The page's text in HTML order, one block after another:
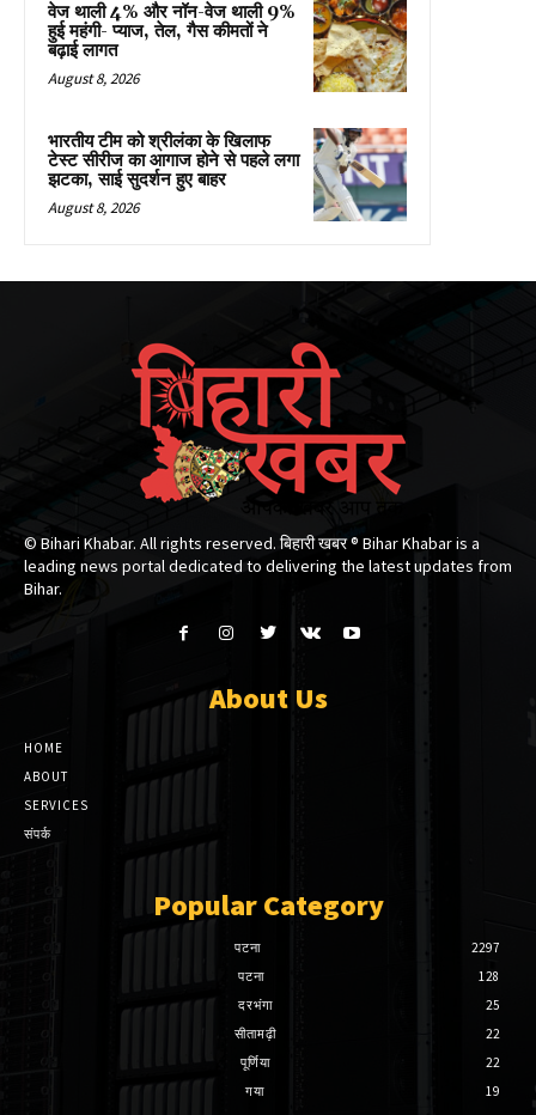
वेज थाली 4% और नॉन-वेज थाली 9%
हुई महंगी- प्याज, तेल, गैस कीमतों ने
बढ़ाई लागत
August 8, 2026
भारतीय टीम को श्रीलंका के खिलाफ
टेस्ट सीरीज का आगाज होने से पहले लगा
झटका, साई सुदर्शन हुए बाहर
August 8, 2026
© Bihari Khabar. All rights reserved. बिहारी खबर ®​ Bihar Khabar is a
leading news portal dedicated to delivering the latest updates from
Bihar.
About Us
HOME
ABOUT
SERVICES
संपर्क
Popular Category
पटना
2297
पटना
128
दरभंगा
25
सीतामढ़ी
22
पूर्णिया
22
गया
19